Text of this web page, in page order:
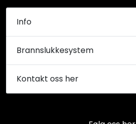
Info
Brannslukkesystem
Kontakt oss her